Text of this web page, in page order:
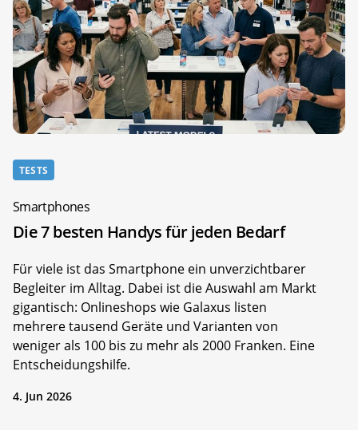
TESTS
Smartphones
Die 7 besten Handys für jeden Bedarf
Für viele ist das Smartphone ein unverzichtbarer
Begleiter im Alltag. Dabei ist die Auswahl am Markt
gigantisch: Onlineshops wie Galaxus listen
mehrere tausend Geräte und Varianten von
weniger als 100 bis zu mehr als 2000 Franken. Eine
Entscheidungshilfe.
4. Jun 2026